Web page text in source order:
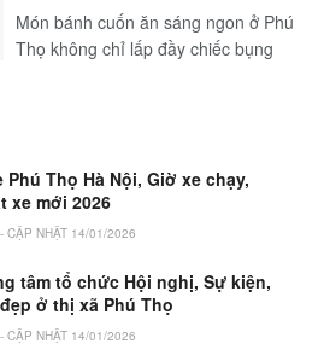
Món bánh cuốn ăn sáng ngon ở Phú
Thọ không chỉ lấp đầy chiếc bụng
Phú Thọ Hà Nội, Giờ xe chạy,
xe mới 2026
CẬP NHẬT 14/01/2026
tâm tổ chức Hội nghị, Sự kiện,
ở thị xã Phú Thọ
CẬP NHẬT 14/01/2026